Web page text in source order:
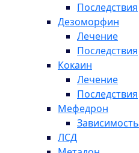
Последствия
Дезоморфин
Лечение
Последствия
Кокаин
Лечение
Последствия
Мефедрон
Зависимость
ЛСД